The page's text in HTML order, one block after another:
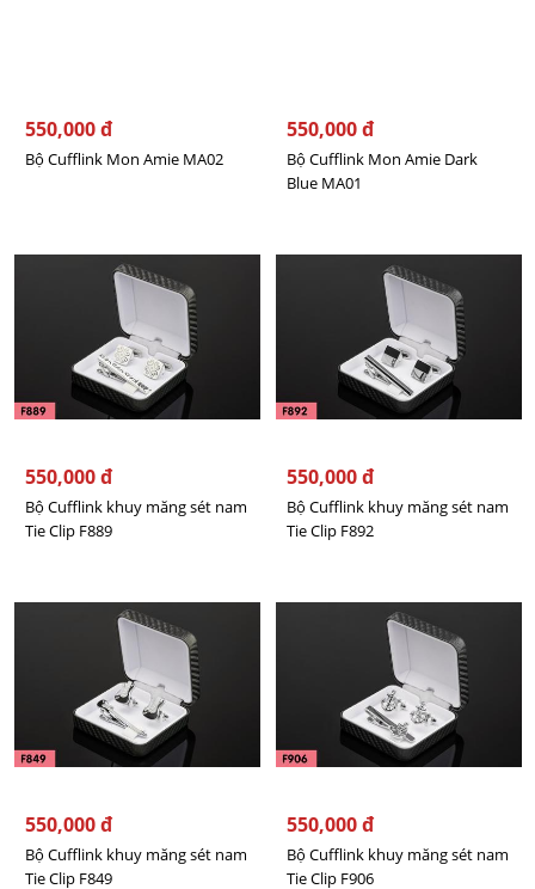
550,000 đ
Bộ Cufflink Mon Amie MA02
550,000 đ
Bộ Cufflink Mon Amie Dark
Blue MA01
550,000 đ
Bộ Cufflink khuy măng sét nam
Tie Clip F889
550,000 đ
Bộ Cufflink khuy măng sét nam
Tie Clip F892
550,000 đ
Bộ Cufflink khuy măng sét nam
Tie Clip F849
550,000 đ
Bộ Cufflink khuy măng sét nam
Tie Clip F906